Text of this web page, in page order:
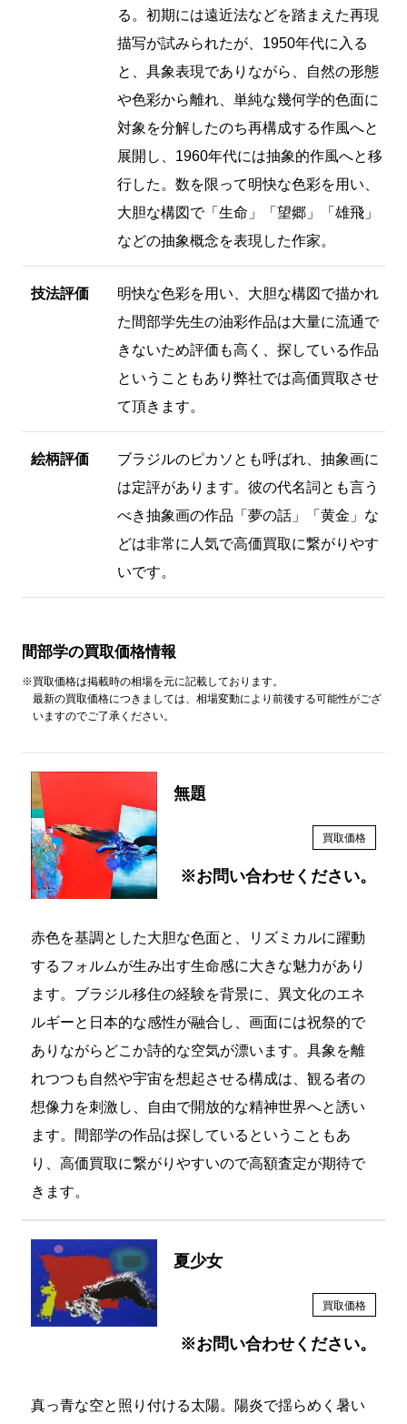
る。初期には遠近法などを踏まえた再現
描写が試みられたが、1950年代に入る
と、具象表現でありながら、自然の形態
や色彩から離れ、単純な幾何学的色面に
対象を分解したのち再構成する作風へと
展開し、1960年代には抽象的作風へと移
行した。数を限って明快な色彩を用い、
大胆な構図で「生命」「望郷」「雄飛」
などの抽象概念を表現した作家。
技法評価
明快な色彩を用い、大胆な構図で描かれ
た間部学先生の油彩作品は大量に流通で
きないため評価も高く、探している作品
ということもあり弊社では高価買取させ
て頂きます。
絵柄評価
ブラジルのピカソとも呼ばれ、抽象画に
は定評があります。彼の代名詞とも言う
べき抽象画の作品「夢の話」「黄金」な
どは非常に人気で高価買取に繋がりやす
いです。
間部学の買取価格情報
※買取価格は掲載時の相場を元に記載しております。
最新の買取価格につきましては、相場変動により前後する可能性がござ
いますのでご了承ください。
無題
買取価格
※お問い合わせください。
赤色を基調とした大胆な色面と、リズミカルに躍動
するフォルムが生み出す生命感に大きな魅力があり
ます。ブラジル移住の経験を背景に、異文化のエネ
ルギーと日本的な感性が融合し、画面には祝祭的で
ありながらどこか詩的な空気が漂います。具象を離
れつつも自然や宇宙を想起させる構成は、観る者の
想像力を刺激し、自由で開放的な精神世界へと誘い
ます。間部学の作品は探しているということもあ
り、高価買取に繋がりやすいので高額査定が期待で
きます。
夏少女
買取価格
※お問い合わせください。
真っ青な空と照り付ける太陽。陽炎で揺らめく暑い